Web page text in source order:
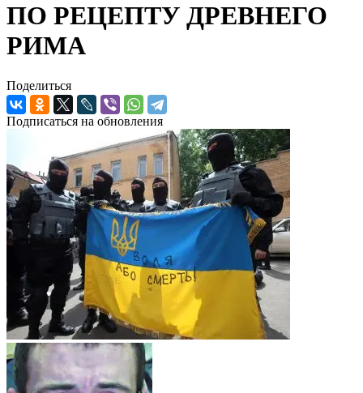
ПО РЕЦЕПТУ ДРЕВНЕГО
РИМА
Поделиться
Подписаться на обновления